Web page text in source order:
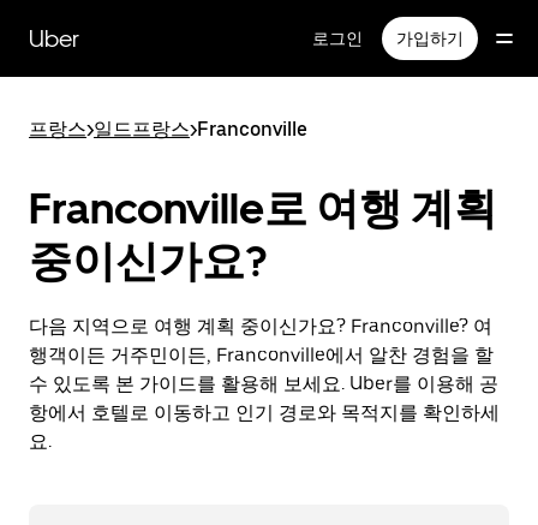
Uber 로그인 가입하기
프랑스>일드프랑스>Franconville
Franconville로 여행 계획
중이신가요?
다음 지역으로 여행 계획 중이신가요? Franconville? 여
행객이든 거주민이든, Franconville에서 알찬 경험을 할
수 있도록 본 가이드를 활용해 보세요. Uber를 이용해 공
항에서 호텔로 이동하고 인기 경로와 목적지를 확인하세
요.